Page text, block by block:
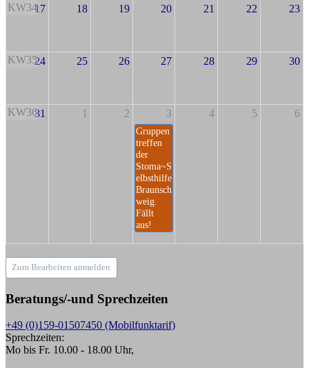
KW3417 18 19 20 21 22 23
KW3524 25 26 27 28 29 30
KW3631 1 2 3
Gruppen
treffen
der
Stoma~S
elbsthilfe
Braunsch
weig.
Fällt
aus!
4 5 6
Zum Bearbeiten anmelden
Beratungs/-und Sprechzeiten
+49 (0)159-01507450 (Mobilfunktarif)
Sprechzeiten:
Mo bis Fr. 10.00 - 18.00 Uhr,